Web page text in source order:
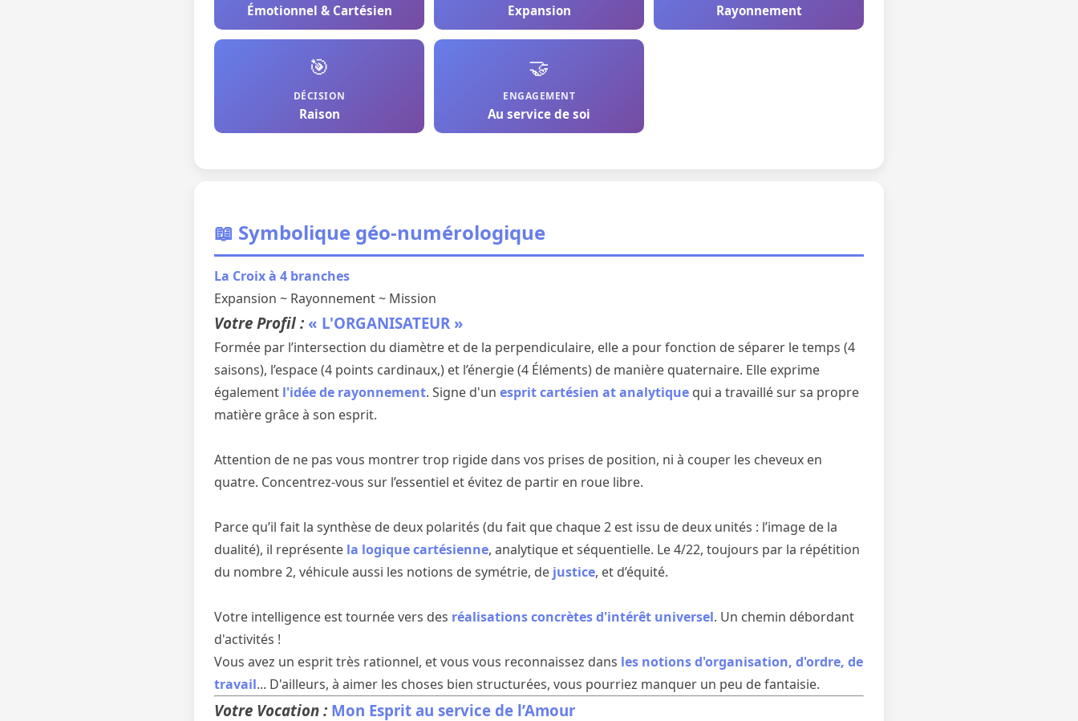
Émotionnel & Cartésien Expansion Rayonnement
🎯
DÉCISION
Raison
🤝
ENGAGEMENT
Au service de soi
📖 Symbolique géo-numérologique
La Croix à 4 branches
Expansion ~ Rayonnement ~ Mission
Votre Profil : « L'ORGANISATEUR »
Formée par l’intersection du diamètre et de la perpendiculaire, elle a pour fonction de séparer le temps (4
saisons), l’espace (4 points cardinaux,) et l’énergie (4 Éléments) de manière quaternaire. Elle exprime
également l'idée de rayonnement. Signe d'un esprit cartésien at analytique qui a travaillé sur sa propre
matière grâce à son esprit.
Attention de ne pas vous montrer trop rigide dans vos prises de position, ni à couper les cheveux en
quatre. Concentrez-vous sur l’essentiel et évitez de partir en roue libre.
Parce qu’il fait la synthèse de deux polarités (du fait que chaque 2 est issu de deux unités : l’image de la
dualité), il représente la logique cartésienne, analytique et séquentielle. Le 4/22, toujours par la répétition
du nombre 2, véhicule aussi les notions de symétrie, de justice, et d’équité.
Votre intelligence est tournée vers des réalisations concrètes d'intérêt universel. Un chemin débordant
d'activités !
Vous avez un esprit très rationnel, et vous vous reconnaissez dans les notions d'organisation, d'ordre, de
travail... D'ailleurs, à aimer les choses bien structurées, vous pourriez manquer un peu de fantaisie.
Votre Vocation : Mon Esprit au service de l’Amour